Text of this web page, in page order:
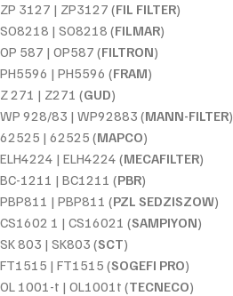
ZP 3127 | ZP3127 (FIL FILTER)
SO8218 | SO8218 (FILMAR)
OP 587 | OP587 (FILTRON)
PH5596 | PH5596 (FRAM)
Z 271 | Z271 (GUD)
WP 928/83 | WP92883 (MANN-FILTER)
62525 | 62525 (MAPCO)
ELH4224 | ELH4224 (MECAFILTER)
BC-1211 | BC1211 (PBR)
PBP811 | PBP811 (PZL SEDZISZOW)
CS1602 1 | CS16021 (SAMPIYON)
SK 803 | SK803 (SCT)
FT1515 | FT1515 (SOGEFI PRO)
OL 1001-t | OL1001t (TECNECO)